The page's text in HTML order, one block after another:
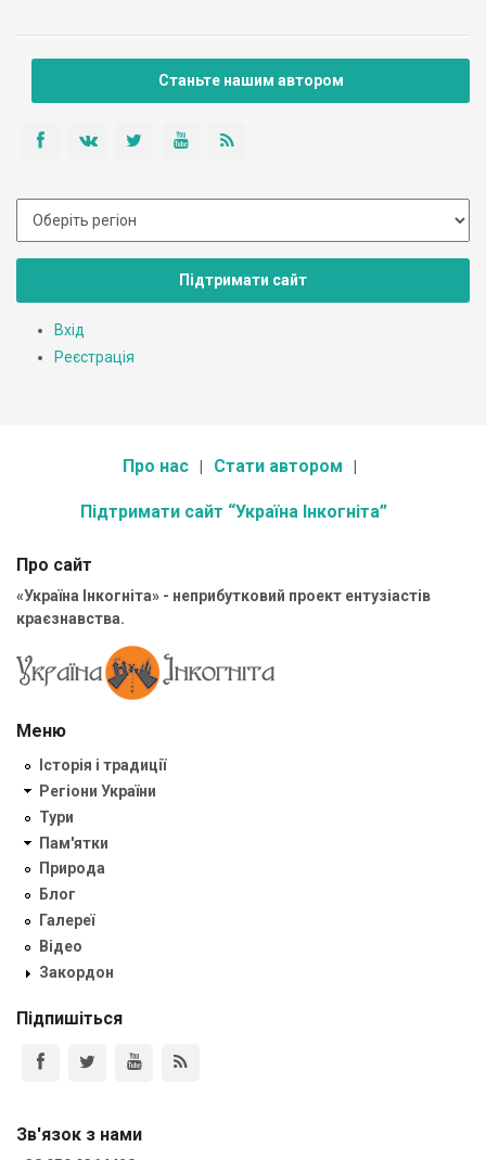
Станьте нашим автором
Підтримати сайт
Вхід
Реєстрація
Про нас Стати автором
Підтримати сайт “Україна Інкогніта”
Про сайт
«Україна Інкогніта» - неприбутковий проект ентузіастів
краєзнавства.
Меню
Історія і традиції
Регіони України
Тури
Пам'ятки
Природа
Блог
Галереї
Відео
Закордон
Підпишіться
Зв'язок з нами